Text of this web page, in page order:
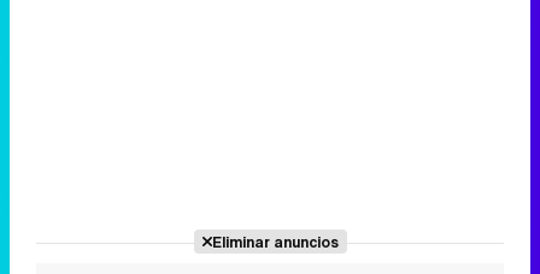
Eliminar anuncios